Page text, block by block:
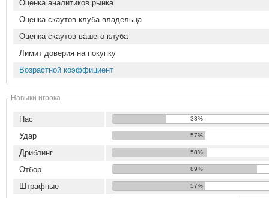
Оценка аналитиков рынка
Оценка скаутов клуба владельца
Оценка скаутов вашего клуба
Лимит доверия на покупку
Возрастной коэффициент
Навыки игрока
Пас 33%
Удар 57%
Дриблинг 58%
Отбор 89%
Штрафные 57%